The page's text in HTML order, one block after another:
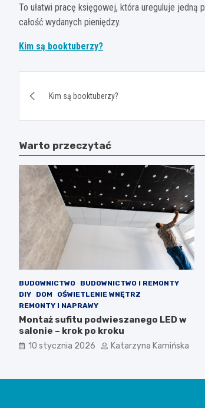
To ułatwi pracę księgowej, która ureguluje jedną
całość wydanych pieniędzy.
Kim są booktuberzy?
wpisuKim są booktuberzy?
Warto przeczytać
BUDOWNICTWO
BUDOWNICTWO I REMONTY
DIY
DOM
OŚWIETLENIE WNĘTRZ
REMONTY I NAPRAWY
Montaż sufitu podwieszanego LED w
salonie – krok po kroku
10 stycznia 2026 Katarzyna Kamińska